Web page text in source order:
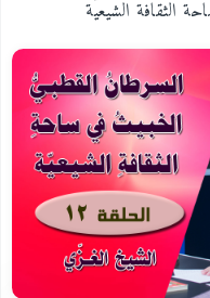
الثقافة الشيعيّة